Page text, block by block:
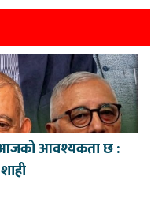
आजको आवश्यकता छ :